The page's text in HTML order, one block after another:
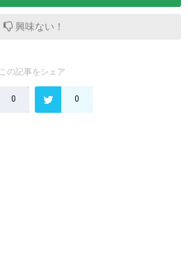
興味ない！
この記事をシェア
0 0